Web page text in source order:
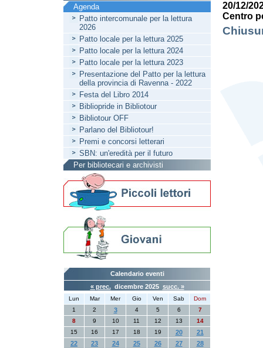
20/12/
Centro
Agenda
Patto intercomunale per la lettura
2026
Patto locale per la lettura 2025
Patto locale per la lettura 2024
Patto locale per la lettura 2023
Presentazione del Patto per la lettura
della provincia di Ravenna - 2022
Festa del Libro 2014
Bibliopride in Bibliotour
Bibliotour OFF
Parlano del Bibliotour!
Premi e concorsi letterari
SBN: un'eredità per il futuro
Per bibliotecari e archivisti
Calendario eventi
« prec.dicembre 2025 succ. »
Lun Mar Mer Gio Ven Sab
Dom
1
2 3 4 5 6
7
8
9 10 11 12 13
14
15
16 17 18 19 20
21
22
23 24 25 26 27
28